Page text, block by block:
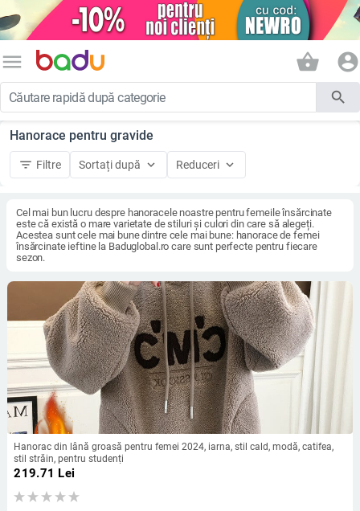
menu shopping_basket account_circle
search
Hanorace pentru gravide
filter_list Filtre Sortați după keyboard_arrow_down Reduceri keyboard_arrow_down
Cel mai bun lucru despre hanoracele noastre pentru femeile însărcinate
este că există o mare varietate de stiluri și culori din care să alegeți.
Acestea sunt cele mai bune dintre cele mai bune: hanorace de femei
însărcinate ieftine la Baduglobal.ro care sunt perfecte pentru fiecare
sezon.
Hanorac din lână groasă pentru femei 2024, iarna, stil cald, modă, catifea,
stil străin, pentru studenți
219.71 Lei